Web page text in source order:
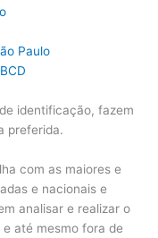
Paulo
identificação, fazem
preferida.
com as maiores e
e nacionais e
analisar e realizar o
até mesmo fora de